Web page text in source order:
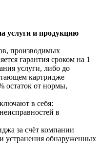
услуги и продукцию
производимых
гарантия сроком на 1
услуги, либо до
картридже
остаток от нормы,
в себя:
в
за счёт компании
устранения обнаруженных